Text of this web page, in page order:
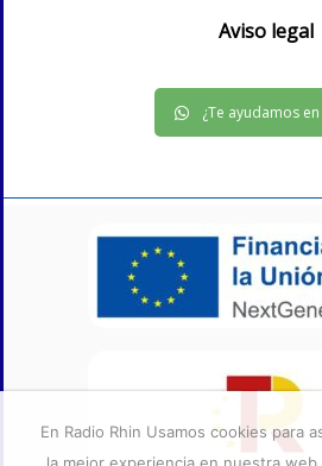
Aviso legal
¿Te ayudamos
En Radio Rhin Usamos cookies para